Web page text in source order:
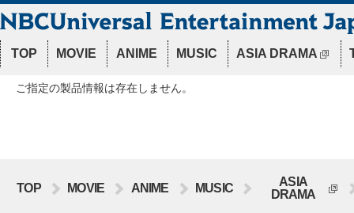
TOP MOVIE ANIME MUSIC ASIA DRAMA
ご指定の製品情報は存在しません。
TOP MOVIE ANIME MUSIC
ASIA
DRAMA